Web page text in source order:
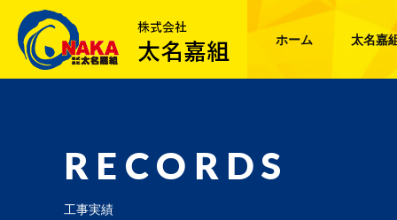
ホーム 太名嘉
RECORDS
工事実績